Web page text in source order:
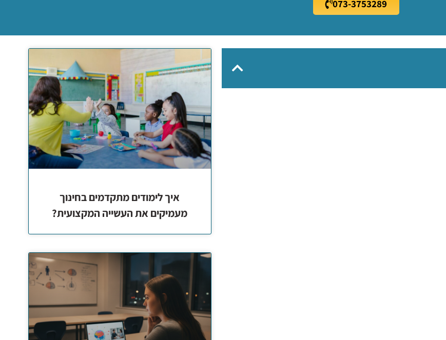
073-3753289
איך לימודים מתקדמים בחינוך
מעמיקים את העשייה המקצועית?